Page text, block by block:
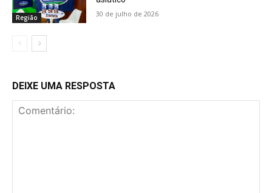
Região 30 de julho de 2026
DEIXE UMA RESPOSTA